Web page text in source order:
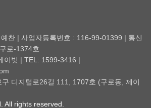
찬 | 사업자등록번호 : 116-99-01399 | 통신
로-1374호
이빗 | TEL: 1599-3416 |
디지털로26길 111, 1707호 (구로동, 제이
All rights reserved.